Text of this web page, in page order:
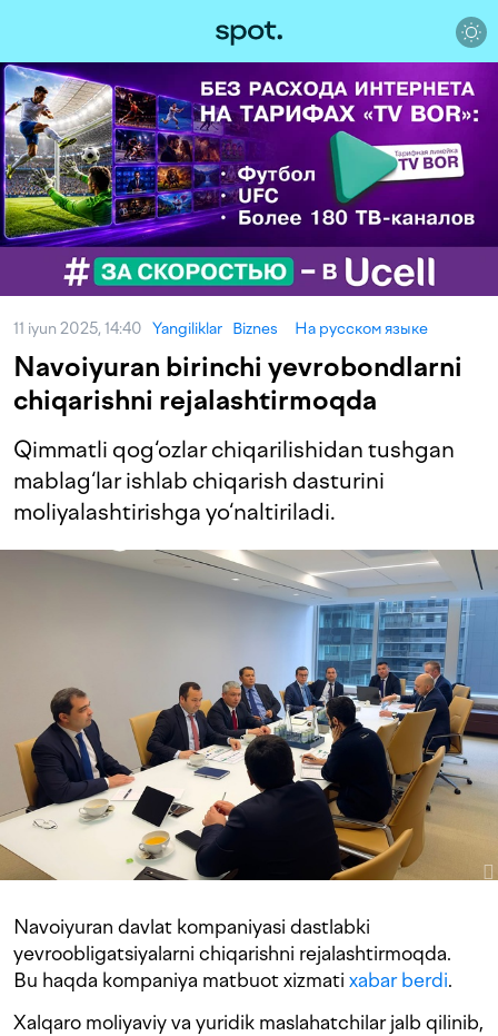
11 iyun 2025, 14:40 Yangiliklar Biznes На русском языке
Navoiyuran birinchi yevrobondlarni
chiqarishni rejalashtirmoqda
Qimmatli qog‘ozlar chiqarilishidan tushgan
mablag‘lar ishlab chiqarish dasturini
moliyalashtirishga yo‘naltiriladi.
Navoiyuran davlat kompaniyasi dastlabki
yevroobligatsiyalarni chiqarishni rejalashtirmoqda.
Bu haqda kompaniya matbuot xizmati xabar berdi.
Xalqaro moliyaviy va yuridik maslahatchilar jalb qilinib,